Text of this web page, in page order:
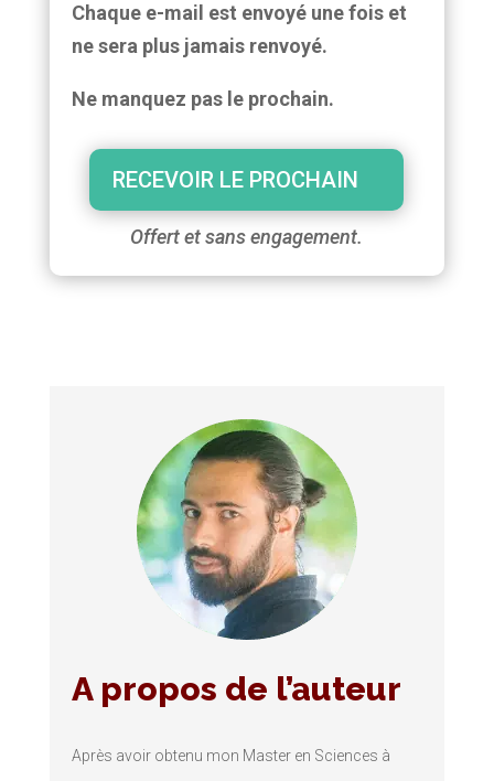
Chaque e-mail est envoyé une fois et
ne sera plus jamais renvoyé.
Ne manquez pas le prochain.
RECEVOIR LE PROCHAIN
Offert et sans engagement.
A propos de l’auteur
Après avoir obtenu mon Master en Sciences à